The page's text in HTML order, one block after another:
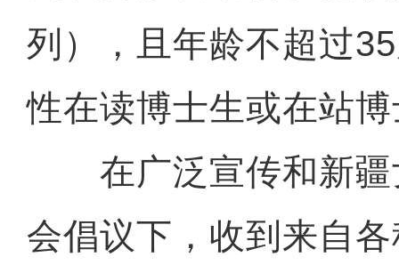
列），且年龄不超过
性在读博士生或在站
在广泛宣传和新疆
会倡议下，收到来自